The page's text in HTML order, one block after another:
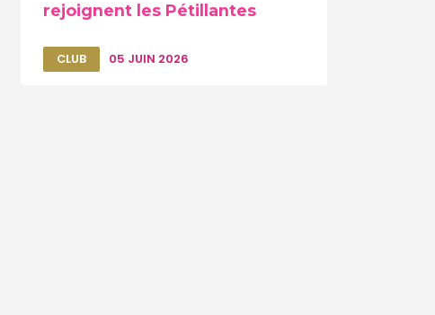
rejoignent les Pétillantes
CLUB 05 JUIN 2026